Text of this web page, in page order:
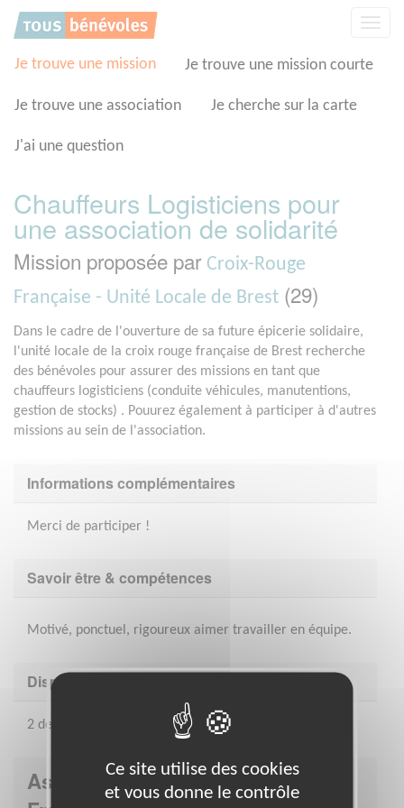
Je trouve une mission Je trouve une mission courte
Je trouve une association Je cherche sur la carte
J'ai une question
Chauffeurs Logisticiens pour
une association de solidarité
Mission proposée par Croix-Rouge
Française - Unité Locale de Brest (29)
Dans le cadre de l'ouverture de sa future épicerie solidaire,
l'unité locale de la croix rouge française de Brest recherche
des bénévoles pour assurer des missions en tant que
chauffeurs logisticiens (conduite véhicules, manutentions,
gestion de stocks) . Pouurez également à participer à d'autres
missions au sein de l'association.
Informations complémentaires
Merci de participer !
Savoir être & compétences
Motivé, ponctuel, rigoureux aimer travailler en équipe.
Disponibilité demandée
2 demi-journées par semaine
Association : Croix-Rouge
Panneau de gestion des cookies
Ce site utilise des cookies
et vous donne le contrôle